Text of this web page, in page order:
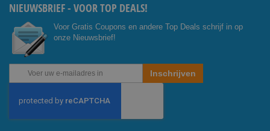
NIEUWSBRIEF - VOOR TOP DEALS!
Voor Gratis Coupons en andere Top Deals schrijf in op
onze Nieuwsbrief!
Abonneer
onze
Inschrijven